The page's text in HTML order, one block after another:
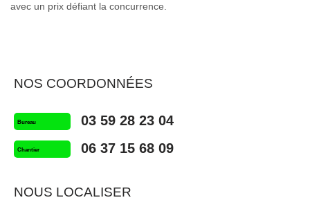
avec un prix défiant la concurrence.
NOS COORDONNÉES
Bureau 03 59 28 23 04
Chantier 06 37 15 68 09
NOUS LOCALISER